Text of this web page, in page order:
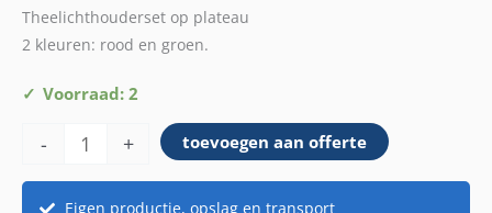
Theelichthouderset op plateau
2 kleuren: rood en groen.
Voorraad: 2
-
Theelichthouderset
plateau
+ toevoegen aan offerte
Eigen productie, opslag en transport